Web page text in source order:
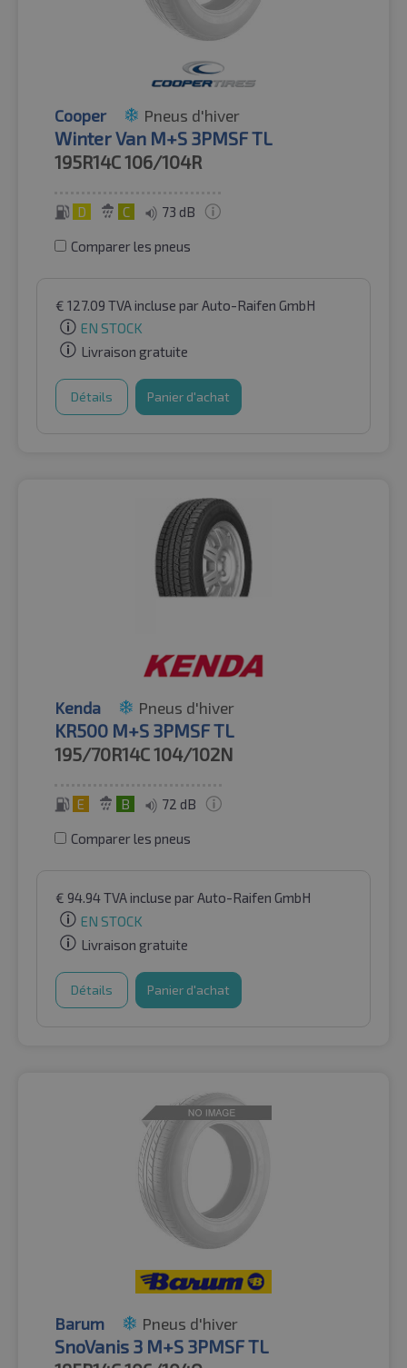
Cooper Pneus d'hiver
Winter Van M+S 3PMSF TL
195R14C106/104R
D C 73 dB
Comparer les pneus
€ 127.09 TVA incluse par Auto-Raifen GmbH
EN STOCK
Livraison gratuite
Détails Panier d'achat
Kenda Pneus d'hiver
KR500 M+S 3PMSF TL
195/70R14C104/102N
E B 72 dB
Comparer les pneus
€ 94.94TVA incluse par Auto-Raifen GmbH
EN STOCK
Livraison gratuite
Détails Panier d'achat
Barum Pneus d'hiver
SnoVanis 3 M+S 3PMSF TL